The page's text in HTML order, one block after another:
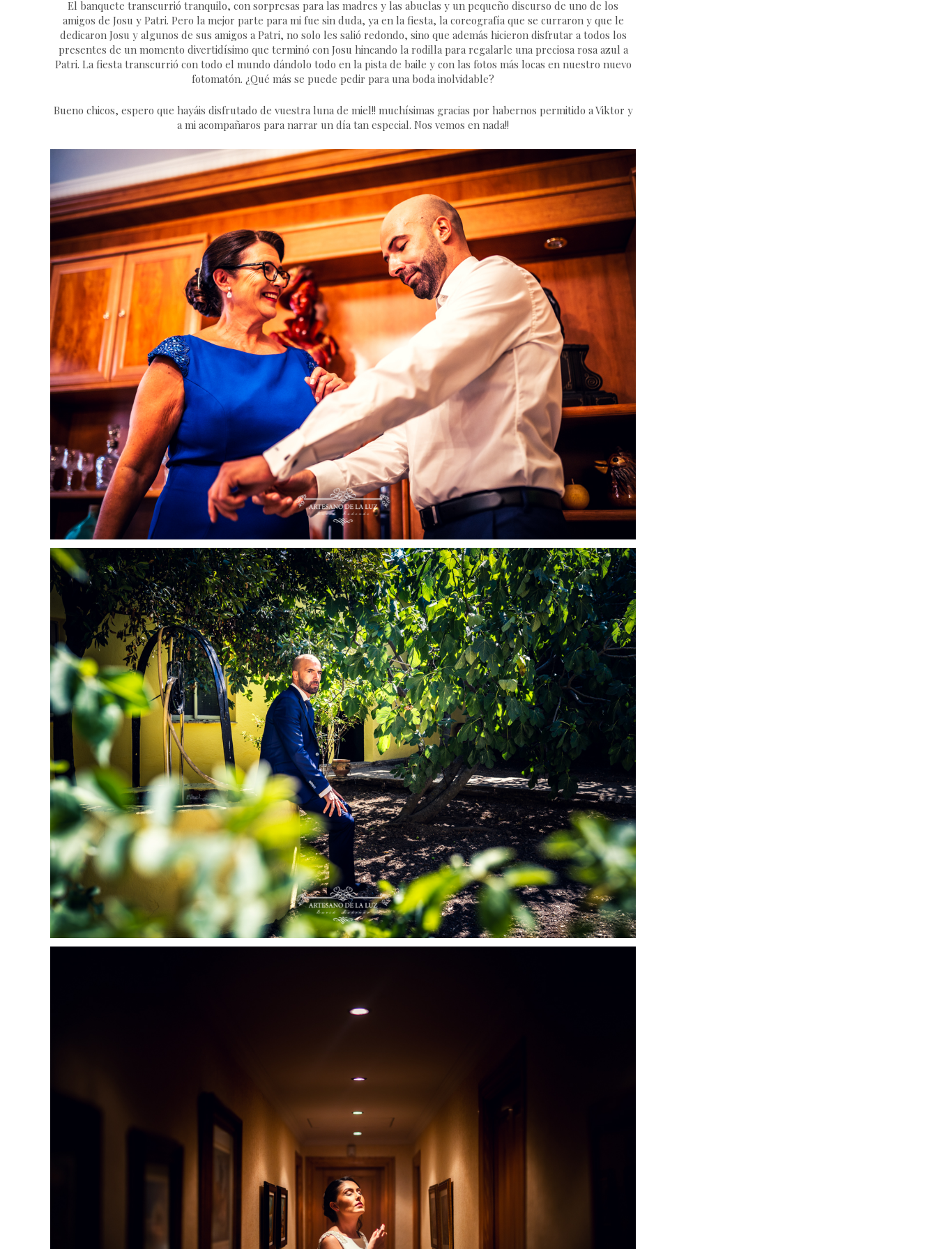
El banquete transcurrió tranquilo, con sorpresas para las madres y las abuelas y un pequeño discurso de uno de los
amigos de Josu y Patri. Pero la mejor parte para mi fue sin duda, ya en la fiesta, la coreografía que se curraron y que le
dedicaron Josu y algunos de sus amigos a Patri, no solo les salió redondo, sino que además hicieron disfrutar a todos los
presentes de un momento divertidísimo que terminó con Josu hincando la rodilla para regalarle una preciosa rosa azul a
Patri. La fiesta transcurrió con todo el mundo dándolo todo en la pista de baile y con las fotos más locas en nuestro nuevo
fotomatón. ¿Qué más se puede pedir para una boda inolvidable?
Bueno chicos, espero que hayáis disfrutado de vuestra luna de miel!! muchísimas gracias por habernos permitido a Viktor y
a mi acompañaros para narrar un día tan especial. Nos vemos en nada!!